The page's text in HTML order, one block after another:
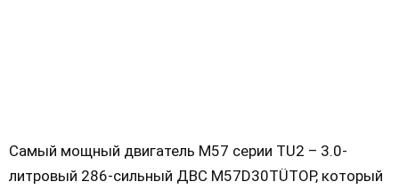
Самый мощный двигатель М57 серии TU2 – 3.0-
литровый 286-сильный ДВС M57D30TÜTOP, который